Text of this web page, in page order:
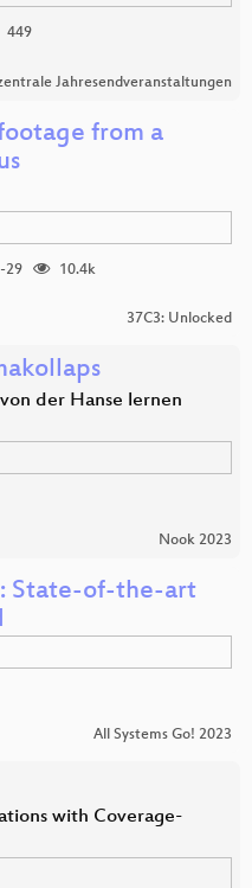
449
Jahresendveranstaltungen
from a
29
10.4k
37C3: Unlocked
der Hanse lernen
Nook 2023
State-of-the-art
All Systems Go! 2023
with Coverage-